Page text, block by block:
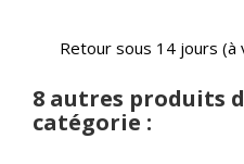
Retour sous 14 jours (à
8 autres produits
catégorie :